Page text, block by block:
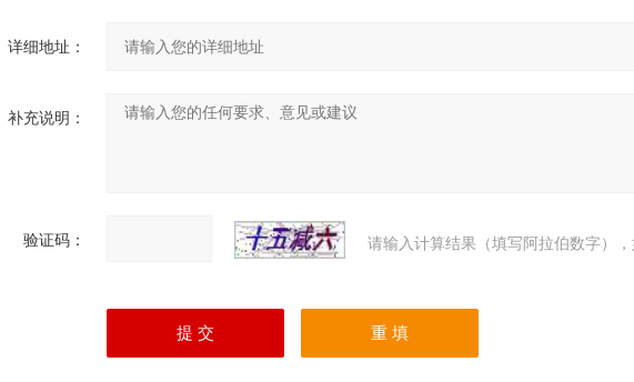
详细地址：
补充说明：
验证码： 请输入计算结果（填写阿拉伯数字）